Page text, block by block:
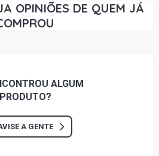
OPINIÕES DE QUEM JÁ
ALGUM
PRODUTO?
A GENTE